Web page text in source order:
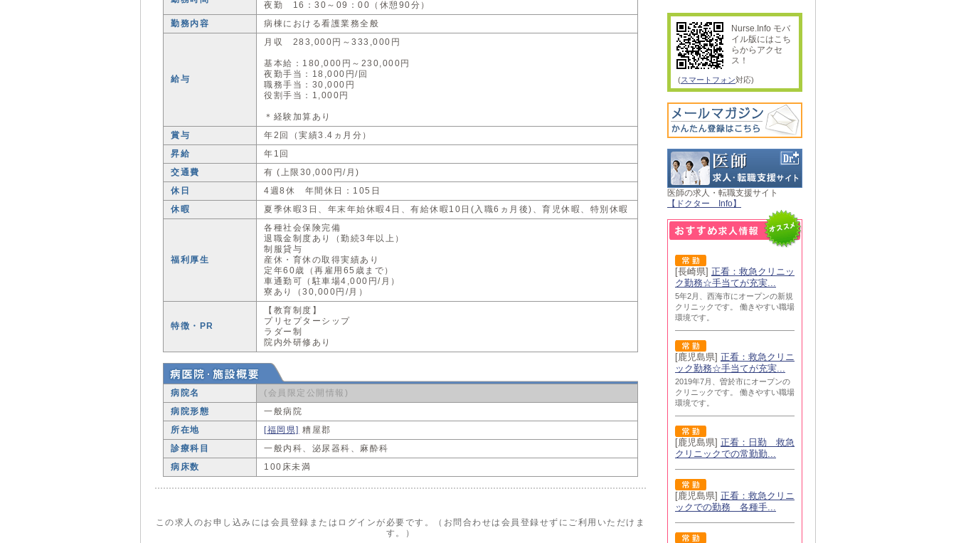
夜勤 16：30～09：00（休憩90分）
勤務内容
病棟における看護業務全般
給与
月収 283,000円～333,000円
基本給：180,000円～230,000円
夜勤手当：18,000円/回
職務手当：30,000円
役割手当：1,000円
＊経験加算あり
賞与
年2回（実績3.4ヵ月分）
昇給
年1回
交通費
有 (上限30,000円/月)
休日
4週8休 年間休日：105日
休暇
夏季休暇3日、年末年始休暇4日、有給休暇10日(入職6ヵ月後)、育児休暇、特別休暇
福利厚生
各種社会保険完備
退職金制度あり（勤続3年以上）
制服貸与
産休・育休の取得実績あり
定年60歳（再雇用65歳まで）
車通勤可（駐車場4,000円/月）
寮あり（30,000円/月）
特徴・PR
【教育制度】
プリセプターシップ
ラダー制
院内外研修あり
病院名
(会員限定公開情報)
病院形態
一般病院
所在地
[福岡県] 糟屋郡
診療科目
一般内科、泌尿器科、麻酔科
病床数
100床未満
この求人のお申し込みには会員登録またはログインが必要です。（お問合わせは会員登録せずにご利用いただけま
す。）
Nurse.Info モバ
イル版にはこち
らからアクセ
ス！
(スマートフォン対応)
医師の求人・転職支援サイト
【ドクター Info】
[長崎県] 正看：救急クリニッ
ク勤務☆手当てが充実...
5年2月、西海市にオープンの新規
クリニックです。 働きやすい職場
環境です。
[鹿児島県] 正看：救急クリニ
ック勤務☆手当てが充実...
2019年7月、曽於市にオープンの
クリニックです。 働きやすい職場
環境です。
[鹿児島県] 正看：日勤 救急
クリニックでの常勤勤...
[鹿児島県] 正看：救急クリニ
ックでの勤務 各種手...